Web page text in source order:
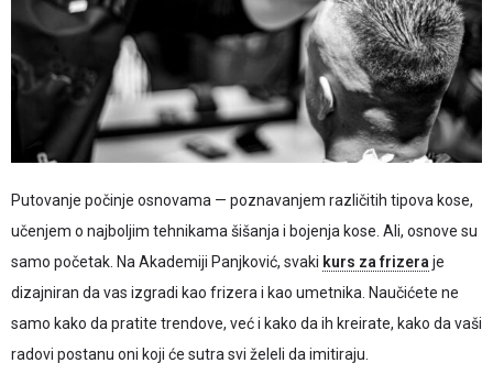
Putovanje počinje osnovama — poznavanjem različitih tipova kose,
učenjem o najboljim tehnikama šišanja i bojenja kose. Ali, osnove su
samo početak. Na Akademiji Panjković, svaki kurs za frizera je
dizajniran da vas izgradi kao frizera i kao umetnika. Naučićete ne
samo kako da pratite trendove, već i kako da ih kreirate, kako da vaši
radovi postanu oni koji će sutra svi želeli da imitiraju.